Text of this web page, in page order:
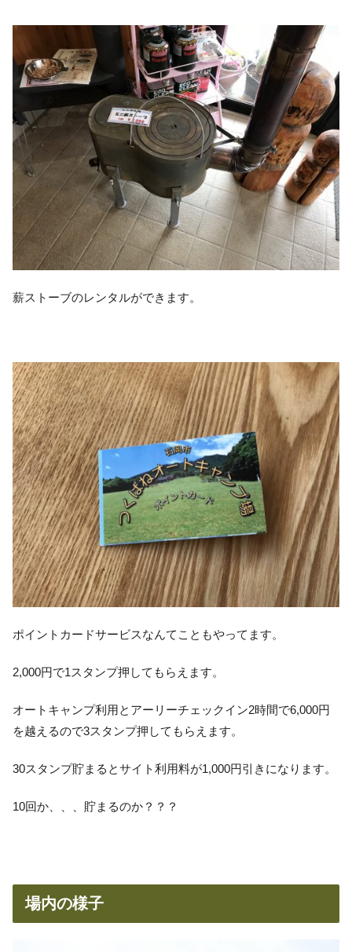
薪ストーブのレンタルができます。
ポイントカードサービスなんてこともやってます。
2,000円で1スタンプ押してもらえます。
オートキャンプ利用とアーリーチェックイン2時間で6,000円
を越えるので3スタンプ押してもらえます。
30スタンプ貯まるとサイト利用料が1,000円引きになります。
10回か、、、貯まるのか？？？
場内の様子